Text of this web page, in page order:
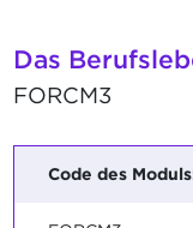
Das
FORCM3
Code des